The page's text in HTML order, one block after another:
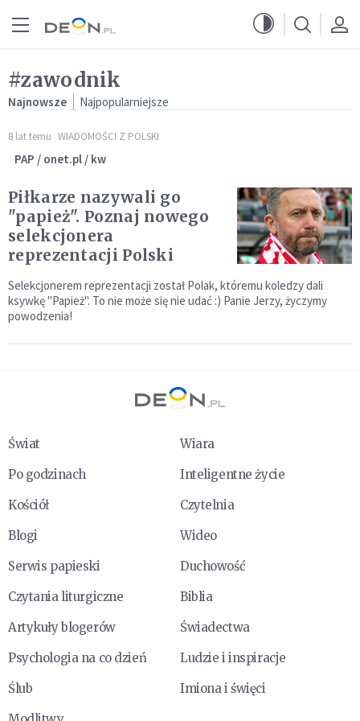
#zawodnik
Najnowsze Najpopularniejsze
8 lat temu WIADOMOŚCI Z POLSKI
PAP / onet.pl / kw
Piłkarze nazywali go
"papież". Poznaj nowego
selekcjonera
reprezentacji Polski
Selekcjonerem reprezentacji został Polak, któremu koledzy dali
ksywkę "Papież". To nie może się nie udać :) Panie Jerzy, życzymy
powodzenia!
Świat
Wiara
Po godzinach
Inteligentne życie
Kościół
Czytelnia
Blogi
Wideo
Serwis papieski
Duchowość
Czytania liturgiczne
Biblia
Artykuły blogerów
Świadectwa
Psychologia na co dzień
Ludzie i inspiracje
Ślub
Imiona i święci